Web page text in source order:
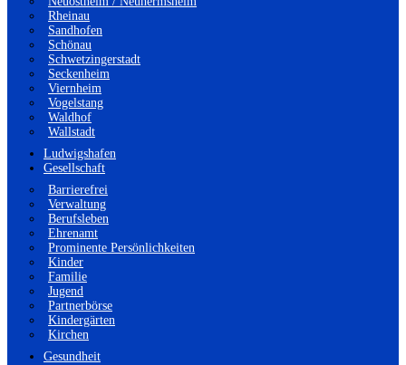
Rheinau
Sandhofen
Schönau
Schwetzingerstadt
Seckenheim
Viernheim
Vogelstang
Waldhof
Wallstadt
Ludwigshafen
Gesellschaft
Barrierefrei
Verwaltung
Berufsleben
Ehrenamt
Prominente Persönlichkeiten
Kinder
Familie
Jugend
Partnerbörse
Kindergärten
Kirchen
Gesundheit